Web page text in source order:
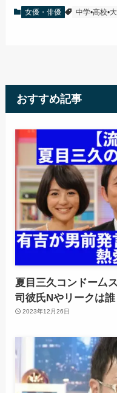
女優・俳優 中学•高校•
おすすめ記事
夏目三久コンドー厶
司彼氏Nやリークは誰
2023年12月26日